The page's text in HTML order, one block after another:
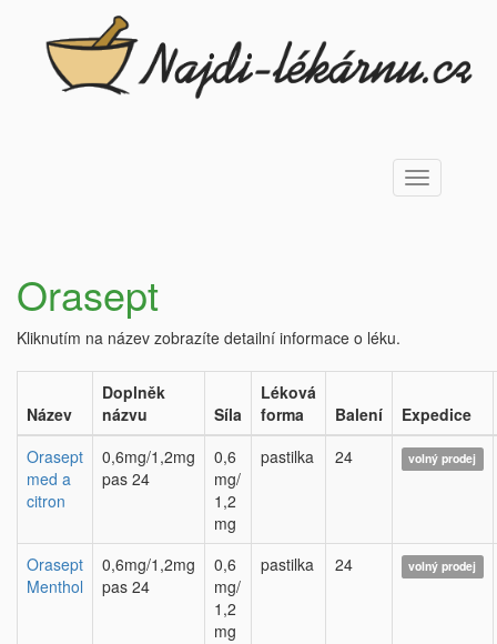
Toggle
navigation
Orasept
Kliknutím na název zobrazíte detailní informace o léku.
Název
Doplněk
názvu
Síla
Léková
forma
Balení
Expedice
Orasept
med a
citron
0,6mg/1,2mg
pas 24
0,6
mg/
1,2
mg
pastilka 24 volný prodej
Orasept
Menthol
0,6mg/1,2mg
pas 24
0,6
mg/
1,2
mg
pastilka 24 volný prodej